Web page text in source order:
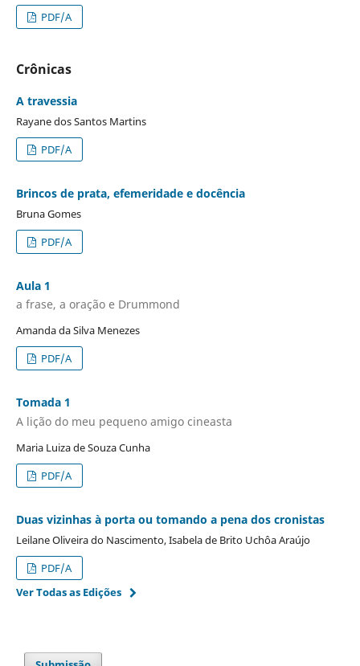
PDF/A
Crônicas
A travessia
Rayane dos Santos Martins
PDF/A
Brincos de prata, efemeridade e docência
Bruna Gomes
PDF/A
Aula 1
a frase, a oração e Drummond
Amanda da Silva Menezes
PDF/A
Tomada 1
A lição do meu pequeno amigo cineasta
Maria Luiza de Souza Cunha
PDF/A
Duas vizinhas à porta ou tomando a pena dos cronistas
Leilane Oliveira do Nascimento, Isabela de Brito Uchôa Araújo
PDF/A
Ver Todas as Edições